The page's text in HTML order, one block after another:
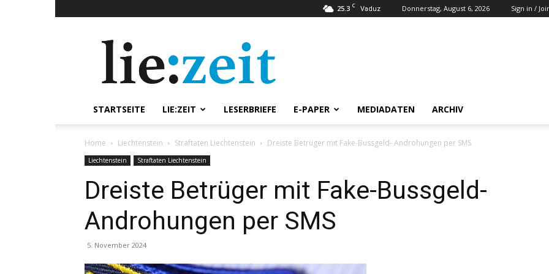
25.3 C Vaduz Donnerstag, August 6, 2026 Sign in /
STARTSEITE LIE:ZEIT LESERBRIEFE E-PAPER MEDIADATEN ARCHIV
Home Liechtenstein Straftaten Liechtenstein Dreiste Betrüger mit Fake-Bussgeld- Androhungen per SMS
Liechtenstein Straftaten Liechtenstein
Dreiste Betrüger mit Fake-Bussgeld-
Androhungen per SMS
5. November 2024